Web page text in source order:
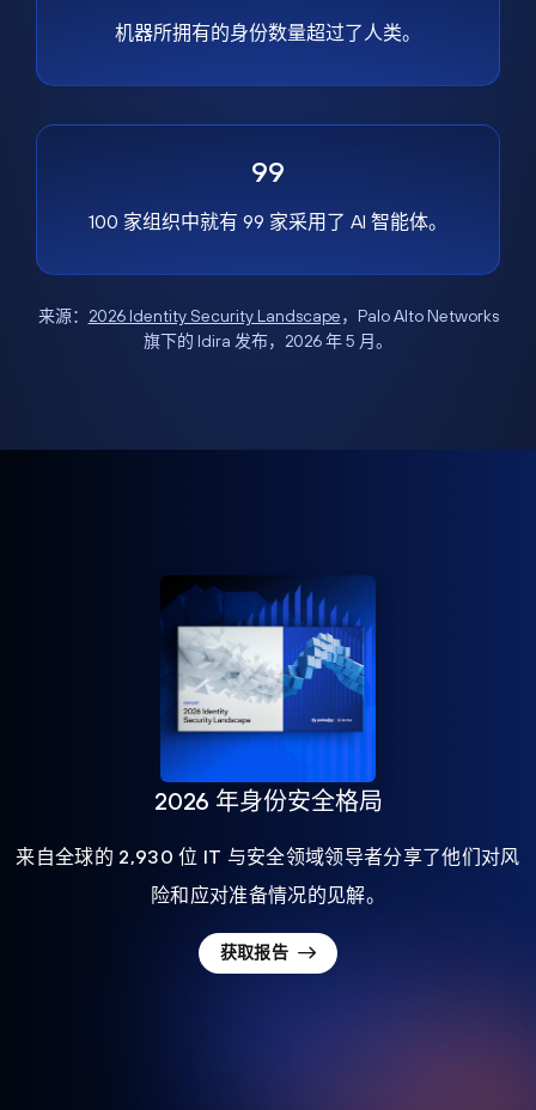
机器所拥有的身份数量超过了人类。
99
100 家组织中就有 99 家采用了 AI 智能体。
来源： 2026 Identity Security Landscape，Palo Alto Networks
旗下的 Idira 发布，2026 年 5 月。
2026 年身份安全格局
来自全球的 2,930 位 IT 与安全领域领导者分享了他们对风
险和应对准备情况的见解。
获取报告